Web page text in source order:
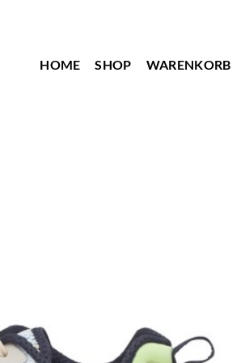
HOME SHOP WARENKORB